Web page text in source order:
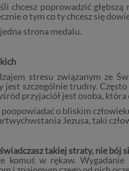
chcesz poprowadzić
o tym co ty chcesz się
strona medalu.
stresu związanym ze
jest szczególnie trudny.
przyjaciół jest osoba,
o bliskim
Jezusa, taki
takiej straty, nie bój
komuś w rękaw.